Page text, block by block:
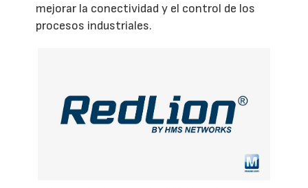
mejorar la conectividad y el control de los
procesos industriales.